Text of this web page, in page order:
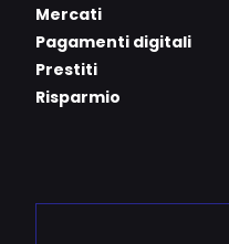
Mercati
Pagamenti digitali
Prestiti
Risparmio